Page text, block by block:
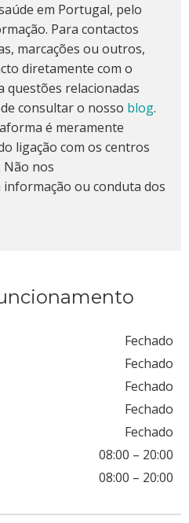
Fechado
Fechado
Fechado
Fechado
Fechado
08:00 – 20:00
08:00 – 20:00
em Portugal, pelo
Para contactos
marcações ou outros,
diretamente com o
questões relacionadas
consultar o nosso blog.
é meramente
ligação com os centros
Não nos
ou conduta dos